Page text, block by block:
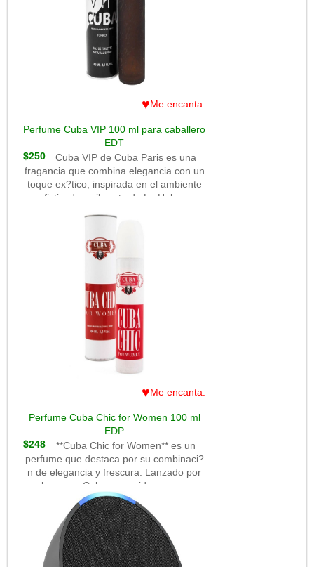
En el coraz?n, las notas florales de rosa
y jazm?n a?aden una delicadeza
femenina. La base combina vainilla y
un toque c?lido y seductor. Cuba My
Love es perfecta para el d?a a d?a, con
una duraci?n moderada que deja una
♥Me encanta.
Perfume Cuba VIP 100 ml para caballero
EDT
$250
Cuba VIP de Cuba Paris es una
fragancia que combina elegancia con un
toque ex?tico, inspirada en el ambiente
sofisticado y vibrante de La Habana.
ya sugiere un aroma c?lido y
envolvente.La fragancia abre con una
mezcla de c?tricos y especias frescas, y,
a medida que evoluciona, revela notas
c?lidas de ?mbar, madera y vainilla,
creando una sensaci?n lujosa y
seductora. Es ideal para usar en la
noche o en ocasiones especiales, y
destaca por su duraci?n prolongada y
estela intensa. Este perfume es perfecto
para quienes buscan un aroma audaz
♥Me encanta.
Perfume Cuba Chic for Women 100 ml
EDP
$248
**Cuba Chic for Women** es un
perfume que destaca por su combinaci?
n de elegancia y frescura. Lanzado por
la marca Cuba, conocida por sus
fragancias accesibles y de calidad, este
Eau de Parfum de 100 ml ofrece una
experiencia olfativa encantadora y
femenina.**Notas de Salida**: La
fragancia abre con una explosi?n fresca